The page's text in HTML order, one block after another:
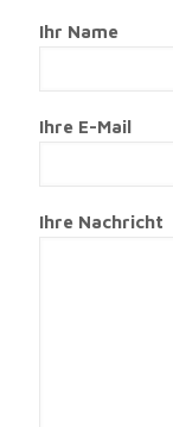
Ihr Name
Ihre E-Mail
Ihre Nachricht